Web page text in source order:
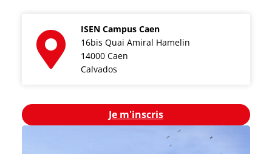
ISEN Campus Caen
16bis Quai Amiral Hamelin
14000 Caen
Calvados
Je m'inscris